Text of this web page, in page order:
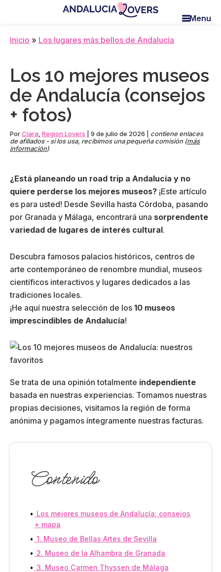
content
sidebar
blog
et
Manu
Menu
Inicio » Los lugares más bellos de Andalucía
Los 10 mejores museos
de Andalucía (consejos
+ fotos)
PorClara Region Lovers 9 de julio de 2026
contiene enlaces
de afiliados - si los usa, recibimos una pequeña comisión (más
información)
¿Está planeando un road trip a Andalucía y no
quiere perderse los mejores museos? ¡Este artículo
es para usted! Desde Sevilla hasta Córdoba, pasando
por Granada y Málaga, encontrará una sorprendente
variedad de lugares de interés cultural.
Descubra famosos palacios históricos, centros de
arte contemporáneo de renombre mundial, museos
científicos interactivos y lugares dedicados a las
tradiciones locales.
¡He aquí nuestra selección de los 10 museos
imprescindibles de Andalucía!
Se trata de una opinión totalmente independiente
basada en nuestras experiencias. Tomamos nuestras
propias decisiones, visitamos la región de forma
anónima y pagamos íntegramente nuestras facturas.
Contenido
Los mejores museos de Andalucía: consejos
+ mapa
1. Museo de Bellas Artes de Sevilla
2. Museo de la Alhambra de Granada
3. Museo Carmen Thyssen de Málaga